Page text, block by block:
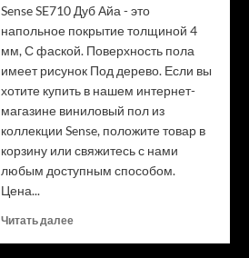
Sense SE710 Дуб Айа - это
напольное покрытие толщиной 4
мм, С фаской. Поверхность пола
имеет рисунок Под дерево. Если вы
хотите купить в нашем интернет-
магазине виниловый пол из
коллекции Sense, положите товар в
корзину или свяжитесь с нами
любым доступным способом.
Цена...
Читать далееПрочитать